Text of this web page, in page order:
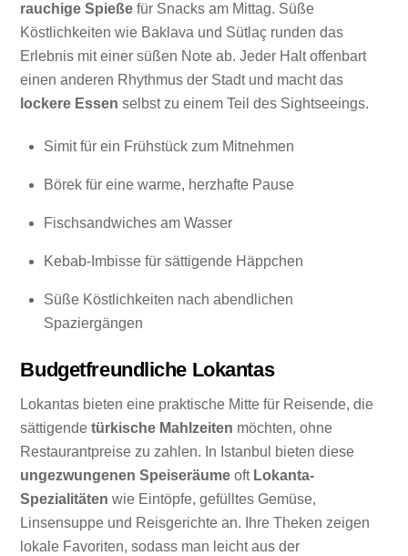
rauchige Spieße für Snacks am Mittag. Süße
Köstlichkeiten wie Baklava und Sütlaç runden das
Erlebnis mit einer süßen Note ab. Jeder Halt offenbart
einen anderen Rhythmus der Stadt und macht das
lockere Essen selbst zu einem Teil des Sightseeings.
Simit für ein Frühstück zum Mitnehmen
Börek für eine warme, herzhafte Pause
Fischsandwiches am Wasser
Kebab-Imbisse für sättigende Häppchen
Süße Köstlichkeiten nach abendlichen
Spaziergängen
Budgetfreundliche Lokantas
Lokantas bieten eine praktische Mitte für Reisende, die
sättigendetürkische Mahlzeiten möchten, ohne
Restaurantpreise zu zahlen. In Istanbul bieten diese
ungezwungenen Speiseräume oft Lokanta-
Spezialitäten wie Eintöpfe, gefülltes Gemüse,
Linsensuppe und Reisgerichte an. Ihre Theken zeigen
lokale Favoriten, sodass man leicht aus der